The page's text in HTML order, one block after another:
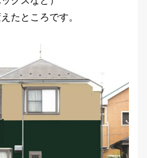
たところです。